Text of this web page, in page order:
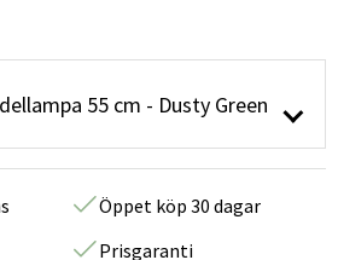
55 cm - Dusty Green
Öppet köp 30 dagar
Prisgaranti